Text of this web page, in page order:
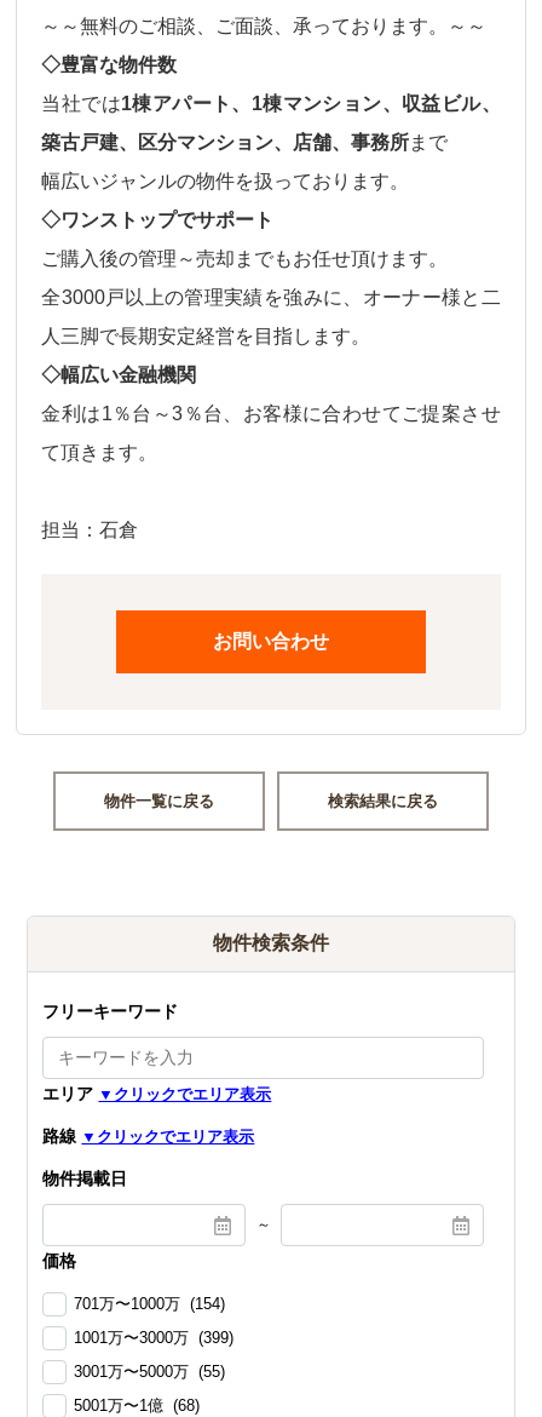
～～無料のご相談、ご面談、承っております。～～
◇豊富な物件数
当社では1棟アパート、1棟マンション、収益ビル、
築古戸建、区分マンション、店舗、事務所まで
幅広いジャンルの物件を扱っております。
◇ワンストップでサポート
ご購入後の管理～売却 までもお任せ頂けます。
全3000戸以上の管理実績を強みに、オーナー様と二
人三脚で長期安定経営を目指します。
◇幅広い金融機関
金利は1％台～3％台、 お客様に合わせてご提案させ
て頂きます。
担当：石倉
お問い合わせ
物件一覧に戻る 検索結果に戻る
物件検索条件
フリーキーワード
エリア
路線
物件掲載日
～
価格
701万〜1000万 (154)
1001万〜3000万 (399)
3001万〜5000万 (55)
5001万〜1億 (68)